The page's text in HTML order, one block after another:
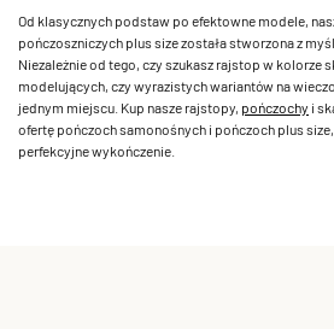
Od klasycznych podstaw po efektowne modele,
pończoszniczych plus size została stworzona z
Niezależnie od tego, czy szukasz rajstop w kolorze
modelujących, czy wyrazistych wariantów na
jednym miejscu. Kup nasze rajstopy, pończochy i
ofertę pończoch samonośnych i pończoch plus
perfekcyjne wykończenie.